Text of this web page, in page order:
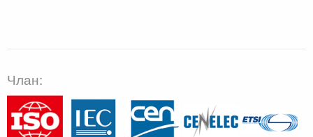
Члан: